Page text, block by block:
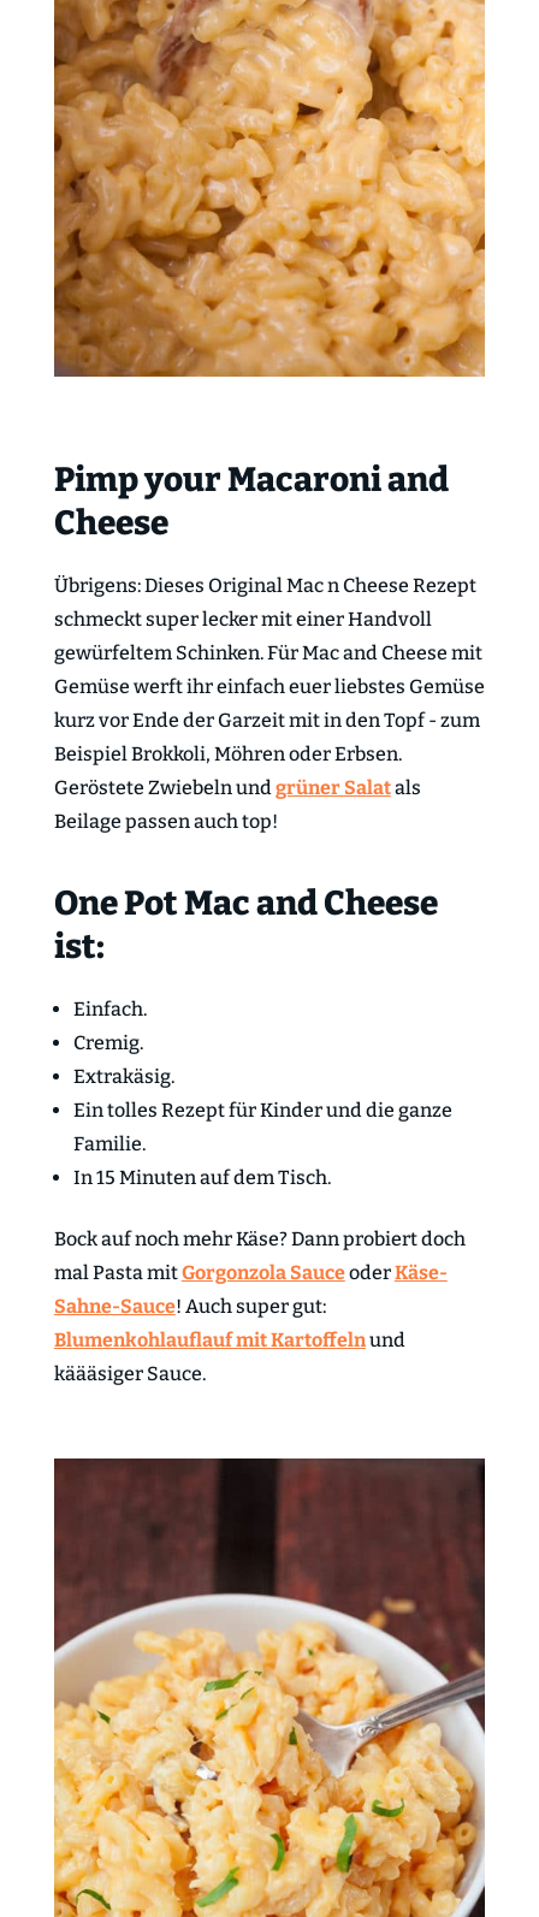
Pimp your Macaroni and
Cheese
Übrigens: Dieses Original Mac n Cheese Rezept
schmeckt super lecker mit einer Handvoll
gewürfeltem Schinken. Für Mac and Cheese mit
Gemüse werft ihr einfach euer liebstes Gemüse
kurz vor Ende der Garzeit mit in den Topf - zum
Beispiel Brokkoli, Möhren oder Erbsen.
Geröstete Zwiebeln undgrüner Salatals
Beilage passen auch top!
One Pot Mac and Cheese
ist:
Einfach.
Cremig.
Extrakäsig.
Ein tolles Rezept für Kinder und die ganze
Familie.
In 15 Minuten auf dem Tisch.
Bock auf noch mehr Käse? Dann probiert doch
mal Pasta mitGorgonzola SauceoderKäse-
Sahne-Sauce! Auch super gut:
Blumenkohlauflauf mit Kartoffelnund
käääsiger Sauce.